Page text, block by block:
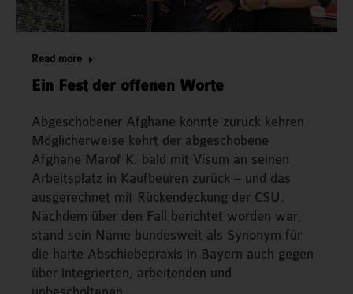
Ein Fest der offenen Worte
Abgeschobener Afghane könnte zurück kehren
Möglicherweise kehrt der abgeschobene
Afghane Marof K. bald mit Visum an seinen
Arbeitsplatz in Kaufbeuren zurück – und das
ausgerechnet mit Rückendeckung der CSU.
Nachdem über den Fall berichtet worden war,
stand sein Name bundesweit als Synonym für
die harte Abschiebepraxis in Bayern auch gegen
über integrierten, arbeitenden und
Read more